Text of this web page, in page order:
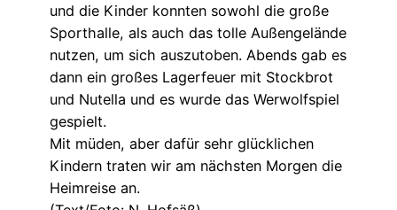
und die Kinder konnten sowohl die große
Sporthalle, als auch das tolle Außengelände
nutzen, um sich auszutoben. Abends gab es
dann ein großes Lagerfeuer mit Stockbrot
und Nutella und es wurde das Werwolfspiel
gespielt.
Mit müden, aber dafür sehr glücklichen
Kindern traten wir am nächsten Morgen die
Heimreise an.